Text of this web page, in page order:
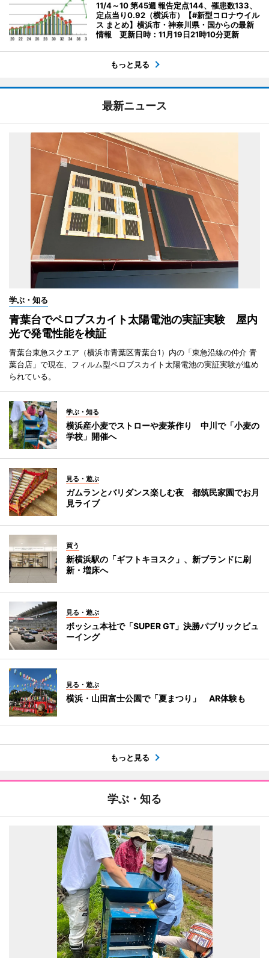
11/4～10 第45週 報告定点144、罹患数133、
定点当り0.92（横浜市）【#新型コロナウイル
ス まとめ】横浜市・神奈川県・国からの最新
情報 更新日時：11月19日21時10分更新
もっと見る
最新ニュース
学ぶ・知る
青葉台でペロブスカイト太陽電池の実証実験 屋内
光で発電性能を検証
青葉台東急スクエア（横浜市青葉区青葉台1）内の「東急沿線の仲介 青
葉台店」で現在、フィルム型ペロブスカイト太陽電池の実証実験が進め
られている。
学ぶ・知る
横浜産小麦でストローや麦茶作り 中川で「小麦の
学校」開催へ
見る・遊ぶ
ガムランとバリダンス楽しむ夜 都筑民家園でお月
見ライブ
買う
新横浜駅の「ギフトキヨスク」、新ブランドに刷
新・増床へ
見る・遊ぶ
ボッシュ本社で「SUPER GT」決勝パブリックビュ
ーイング
見る・遊ぶ
横浜・山田富士公園で「夏まつり」 AR体験も
もっと見る
学ぶ・知る